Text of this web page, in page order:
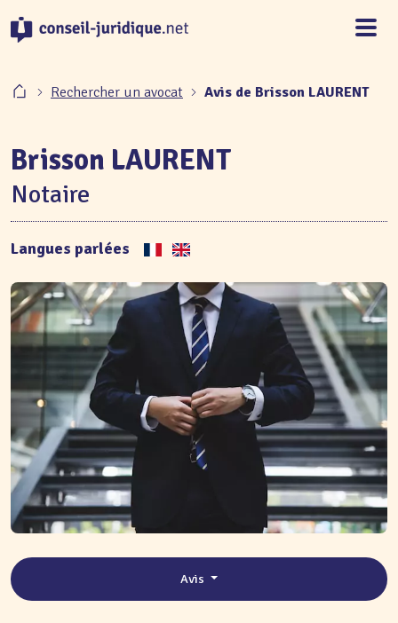
Rechercher un avocat Avis de Brisson LAURENT
Brisson LAURENT
Notaire
Langues parlées
Avis